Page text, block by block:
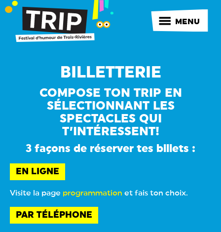
MENU
BILLETTERIE
COMPOSE TON TRIP EN
SÉLECTIONNANT LES
SPECTACLES QUI
T’INTÉRESSENT!
3 façons de réserver tes billets :
EN LIGNE
Visite la page programmation et fais ton choix.
PAR TÉLÉPHONE